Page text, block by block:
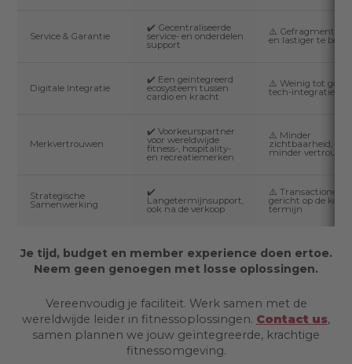
Service & Garantie
✔️ Gecentraliseerde
service- en onderdelen
support
⚠️
en lastiger te
Digitale Integratie
✔️ Een geïntegreerd
ecosysteem tussen
cardio en kracht
⚠️ Weinig tot geen
tech-integratie
Merkvertrouwen
✔️ Voorkeurspartner
voor wereldwijde
fitness-, hospitality-
en recreatiemerken
⚠️ Minder
zichtbaarheid,
minder
Strategische
Samenwerking
✔️
Langetermijnsupport,
ook na de verkoop
⚠️ Transactioneel
gericht op de korte
termijn
Je tijd, budget en member experience doen ertoe.
Neem geen genoegen met losse oplossingen.
Vereenvoudig je faciliteit. Werk samen met de
wereldwijde leider in fitnessoplossingen. Contact us,
samen plannen we jouw geïntegreerde, krachtige
fitnessomgeving.